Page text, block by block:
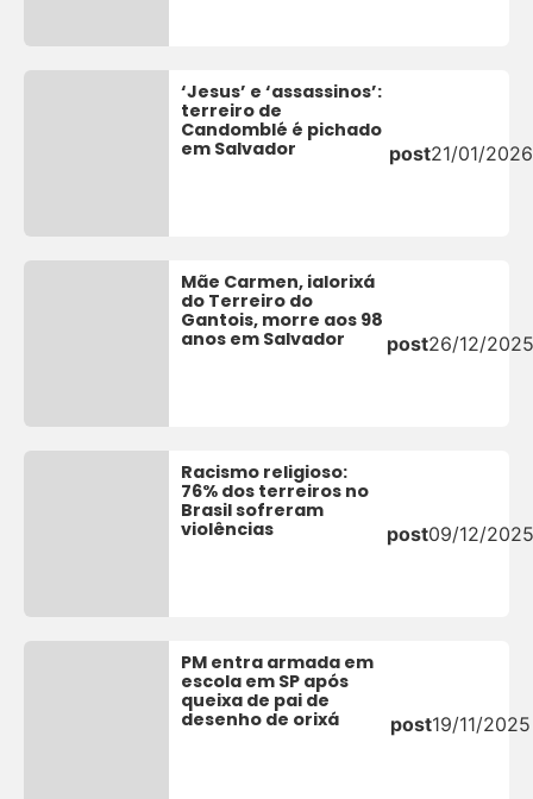
‘Jesus’ e ‘assassinos’:
terreiro de
Candomblé é pichado
em Salvador
post21/01/2026
Mãe Carmen, ialorixá
do Terreiro do
Gantois, morre aos 98
anos em Salvador
post26/12/
Racismo religioso:
76% dos terreiros no
Brasil sofreram
violências
post09/12/
PM entra armada em
escola em SP após
queixa de pai de
desenho de orixá
post19/11/2025